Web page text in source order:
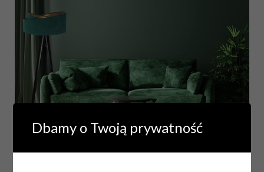
Dbamy o Twoją prywatność